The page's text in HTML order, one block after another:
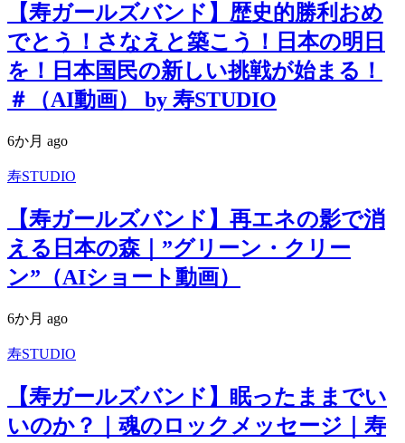
【寿ガールズバンド】歴史的勝利おめ
でとう！さなえと築こう！日本の明日
を！日本国民の新しい挑戦が始まる！
＃（AI動画） by 寿STUDIO
6か月 ago
寿STUDIO
【寿ガールズバンド】再エネの影で消
える日本の森｜”グリーン・クリー
ン”（AIショート動画）
6か月 ago
寿STUDIO
【寿ガールズバンド】眠ったままでい
いのか？｜魂のロックメッセージ｜寿